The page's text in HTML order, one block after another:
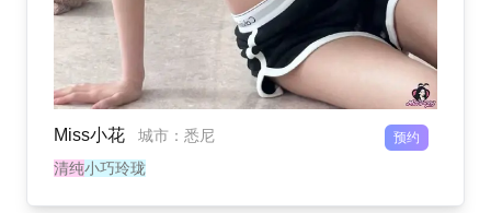
Miss小花 城市 ： 悉尼 预约
清纯小巧玲珑